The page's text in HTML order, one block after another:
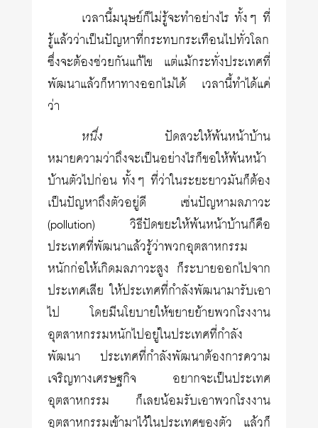
เวลานี้มนุษย์ก็ไม่รู้จะทำอย่างไร ทั้งๆ ที่
รู้แล้วว่าเป็นปัญหาที่กระทบกระเทือนไปทั่วโลก
ซึ่งจะต้องช่วยกันแก้ไข แต่แม้กระทั่งประเทศที่
พัฒนาแล้วก็หาทางออกไม่ได้ เวลานี้ทำได้แค่
ว่า
หนึ่ง ปัดสวะให้พ้นหน้าบ้าน
หมายความว่าถึงจะเป็นอย่างไรก็ขอให้พ้นหน้า
บ้านตัวไปก่อน ทั้งๆ ที่ว่าในระยะยาวมันก็ต้อง
เป็นปัญหาถึงตัวอยู่ดี เซ่นปัญหามลภาวะ
(pollution) วิธีปัดขยะให้พ้นหน้าบ้านก็คือ
ประเทศที่พัฒนาแล้วรู้ว่าพวกอุตสาหกรรม
หนักก่อให้เกิดมลภาวะสูง ก็ระบายออกไปจาก
ประเทศเสีย ให้ประเทศที่กำลังพัฒนามารับเอา
ไป โดยมีนโยบายให้ขยายย้ายพวกโรงงาน
อุตสาหกรรมหนักไปอยู่ในประเทศที่กำลัง
พัฒนา ประเทศที่กำลังพัฒนาต้องการความ
เจริญทางเศรษฐกิจ อยากจะเป็นประเทศ
อุตสาหกรรม ก็เลยน้อมรับเอาพวกโรงงาน
อุตสาหกรรมเข้ามาไว้ในประเทศของตัว แล้วก็